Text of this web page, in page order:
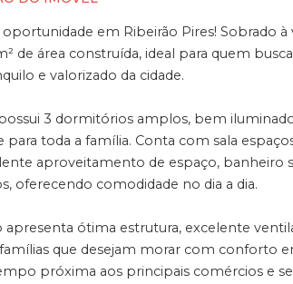
em Ribeirão Pires! Sobrado
de área construída, ideal para quem
e valorizado da cidade.
3 dormitórios amplos, bem
para toda a família. Conta com sala
aproveitamento de espaço, banheiro
oferecendo comodidade no dia a dia.
apresenta ótima estrutura, excelente
que desejam morar com conforto
próxima aos principais comércios e